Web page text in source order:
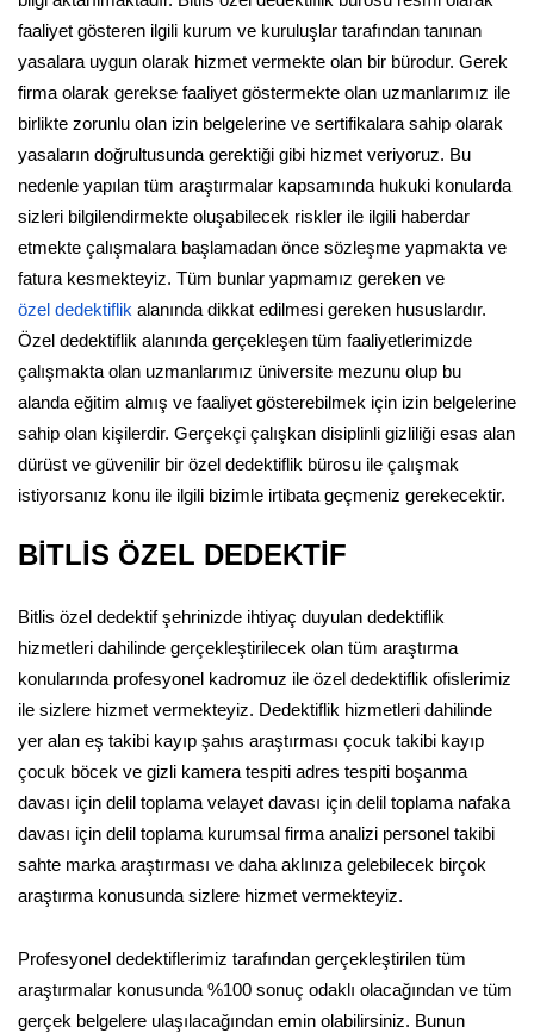
faaliyet gösteren ilgili kurum ve kuruluşlar tarafından tanınan
yasalara uygun olarak hizmet vermekte olan bir bürodur. Gerek
firma olarak gerekse faaliyet göstermekte olan uzmanlarımız ile
birlikte zorunlu olan izin belgelerine ve sertifikalara sahip olarak
yasaların doğrultusunda gerektiği gibi hizmet veriyoruz. Bu
nedenle yapılan tüm araştırmalar kapsamında hukuki konularda
sizleri bilgilendirmekte oluşabilecek riskler ile ilgili haberdar
etmekte çalışmalara başlamadan önce sözleşme yapmakta ve
fatura kesmekteyiz. Tüm bunlar yapmamız gereken ve
özel dedektiflik alanında dikkat edilmesi gereken hususlardır.
Özel dedektiflik alanında gerçekleşen tüm faaliyetlerimizde
çalışmakta olan uzmanlarımız üniversite mezunu olup bu
alanda eğitim almış ve faaliyet gösterebilmek için izin belgelerine
sahip olan kişilerdir. Gerçekçi çalışkan disiplinli gizliliği esas alan
dürüst ve güvenilir bir özel dedektiflik bürosu ile çalışmak
istiyorsanız konu ile ilgili bizimle irtibata geçmeniz gerekecektir.
BİTLİS ÖZEL DEDEKTİF
Bitlis özel dedektif şehrinizde ihtiyaç duyulan dedektiflik
hizmetleri dahilinde gerçekleştirilecek olan tüm araştırma
konularında profesyonel kadromuz ile özel dedektiflik ofislerimiz
ile sizlere hizmet vermekteyiz. Dedektiflik hizmetleri dahilinde
yer alan eş takibi kayıp şahıs araştırması çocuk takibi kayıp
çocuk böcek ve gizli kamera tespiti adres tespiti boşanma
davası için delil toplama velayet davası için delil toplama nafaka
davası için delil toplama kurumsal firma analizi personel takibi
sahte marka araştırması ve daha aklınıza gelebilecek birçok
araştırma konusunda sizlere hizmet vermekteyiz.
Profesyonel dedektiflerimiz tarafından gerçekleştirilen tüm
araştırmalar konusunda %100 sonuç odaklı olacağından ve tüm
gerçek belgelere ulaşılacağından emin olabilirsiniz. Bunun